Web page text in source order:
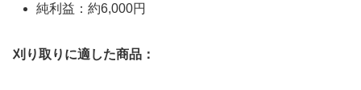
純利益：約6,000円
刈り取りに適した商品：